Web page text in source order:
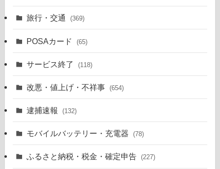
旅行・交通 (369)
POSAカード (65)
サービス終了 (118)
改悪・値上げ・不祥事 (654)
逮捕速報 (132)
モバイルバッテリー・充電器 (78)
ふるさと納税・税金・確定申告 (227)